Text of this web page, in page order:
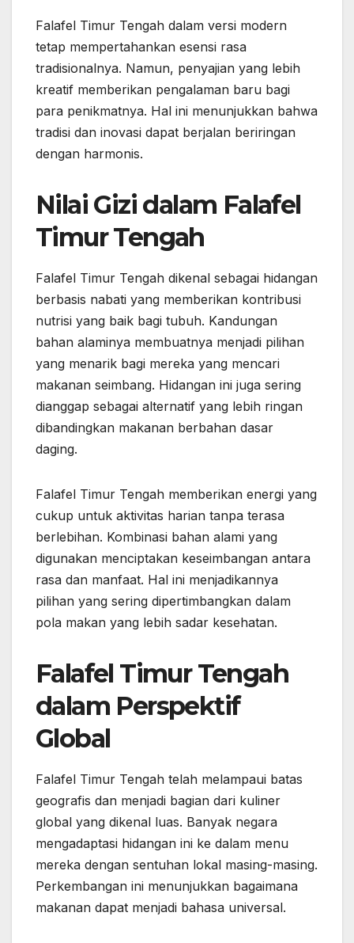
Falafel Timur Tengah dalam versi modern
tetap mempertahankan esensi rasa
tradisionalnya. Namun, penyajian yang lebih
kreatif memberikan pengalaman baru bagi
para penikmatnya. Hal ini menunjukkan bahwa
tradisi dan inovasi dapat berjalan beriringan
dengan harmonis.
Nilai Gizi dalam Falafel
Timur Tengah
Falafel Timur Tengah dikenal sebagai hidangan
berbasis nabati yang memberikan kontribusi
nutrisi yang baik bagi tubuh. Kandungan
bahan alaminya membuatnya menjadi pilihan
yang menarik bagi mereka yang mencari
makanan seimbang. Hidangan ini juga sering
dianggap sebagai alternatif yang lebih ringan
dibandingkan makanan berbahan dasar
daging.
Falafel Timur Tengah memberikan energi yang
cukup untuk aktivitas harian tanpa terasa
berlebihan. Kombinasi bahan alami yang
digunakan menciptakan keseimbangan antara
rasa dan manfaat. Hal ini menjadikannya
pilihan yang sering dipertimbangkan dalam
pola makan yang lebih sadar kesehatan.
Falafel Timur Tengah
dalam Perspektif
Global
Falafel Timur Tengah telah melampaui batas
geografis dan menjadi bagian dari kuliner
global yang dikenal luas. Banyak negara
mengadaptasi hidangan ini ke dalam menu
mereka dengan sentuhan lokal masing-masing.
Perkembangan ini menunjukkan bagaimana
makanan dapat menjadi bahasa universal.